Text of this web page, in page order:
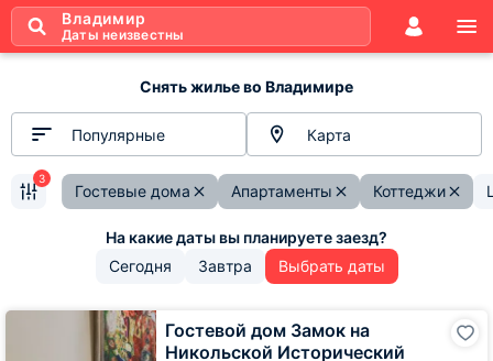
Владимир
Даты неизвестны
Снять жилье во Владимире
Популярные Карта
Гостевые дома Апартаменты Коттеджи
3
Сегодня Завтра Выбрать даты
Гостевой дом Замок на
Никольской Исторический
Гостевой